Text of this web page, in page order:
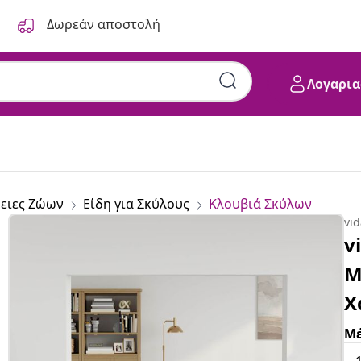
Δωρεάν αποστολή
Ζώων Είδη για Σκύλους Κλουβιά Σκύλων